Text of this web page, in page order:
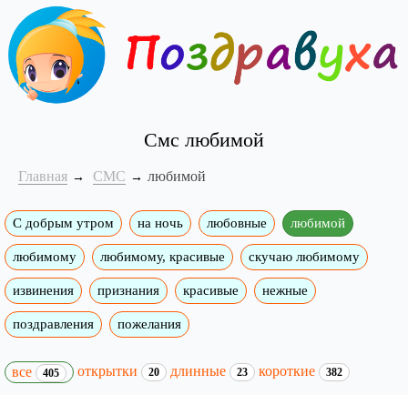
Смс любимой
Главная СМС любимой
С добрым утром на ночь любовные любимой
любимому любимому, красивые скучаю любимому
извинения признания красивые нежные
поздравления пожелания
все 405 открытки 20 длинные 23 короткие 382